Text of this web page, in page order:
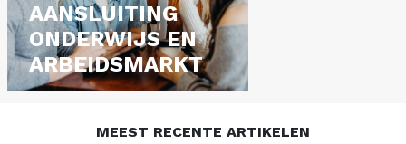
AAN­SLUI­TING
ON­DER­WIJS EN
AR­BEIDS­MARKT
MEEST RECENTE ARTIKELEN